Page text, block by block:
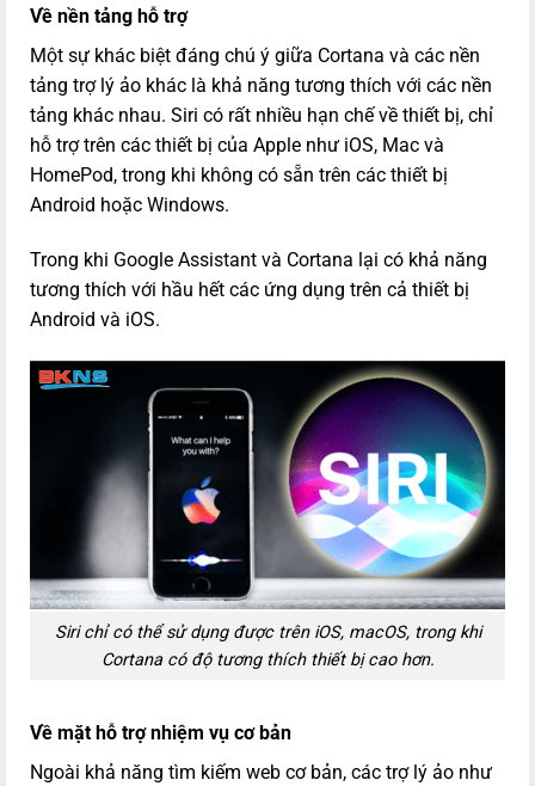
Về nền tảng hỗ trợ
Một sự khác biệt đáng chú ý giữa Cortana và các nền
tảng trợ lý ảo khác là khả năng tương thích với các nền
tảng khác nhau. Siri có rất nhiều hạn chế về thiết bị, chỉ
hỗ trợ trên các thiết bị của Apple như iOS, Mac và
HomePod, trong khi không có sẵn trên các thiết bị
Android hoặc Windows.
Trong khi Google Assistant và Cortana lại có khả năng
tương thích với hầu hết các ứng dụng trên cả thiết bị
Android và iOS.
Siri chỉ có thể sử dụng được trên iOS, macOS, trong khi
Cortana có độ tương thích thiết bị cao hơn.
Về mặt hỗ trợ nhiệm vụ cơ bản
Ngoài khả năng tìm kiếm web cơ bản, các trợ lý ảo như